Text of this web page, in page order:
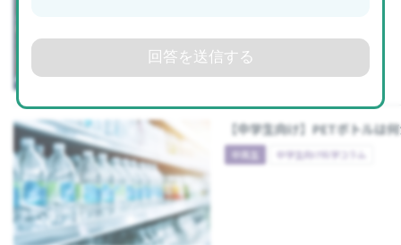
【中学生向け】PETボトルは
中高生 中学生向け科学コラム
回答を送信する